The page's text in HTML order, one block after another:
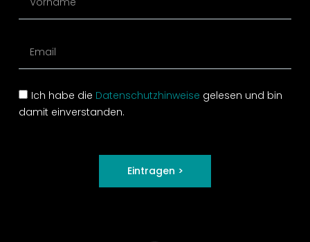
Ich habe die Datenschutzhinweise gelesen und bin
damit einverstanden.
Eintragen >